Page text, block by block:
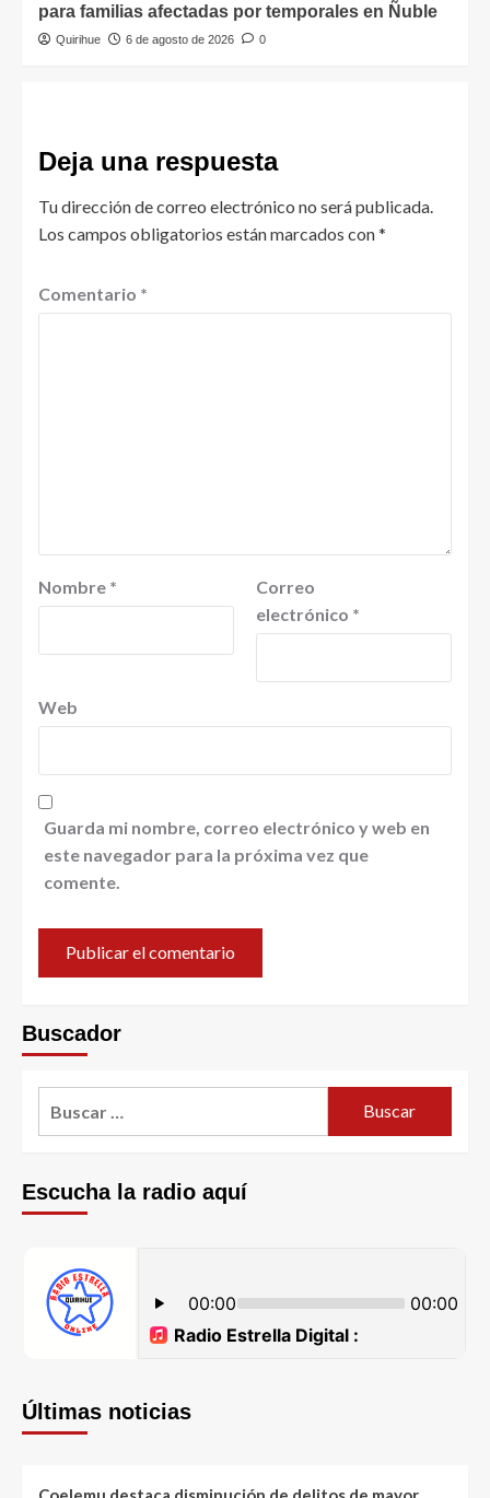
para familias afectadas por temporales en Ñuble
Quirihue 6 de agosto de 2026 0
Deja una respuesta
Tu dirección de correo electrónico no será publicada.
Los campos obligatorios están marcados con*
Comentario *
Nombre *
Correo
electrónico *
Web
Guarda mi nombre, correo electrónico y web en
este navegador para la próxima vez que
comente.
Buscador
Escucha la radio aquí
Últimas noticias